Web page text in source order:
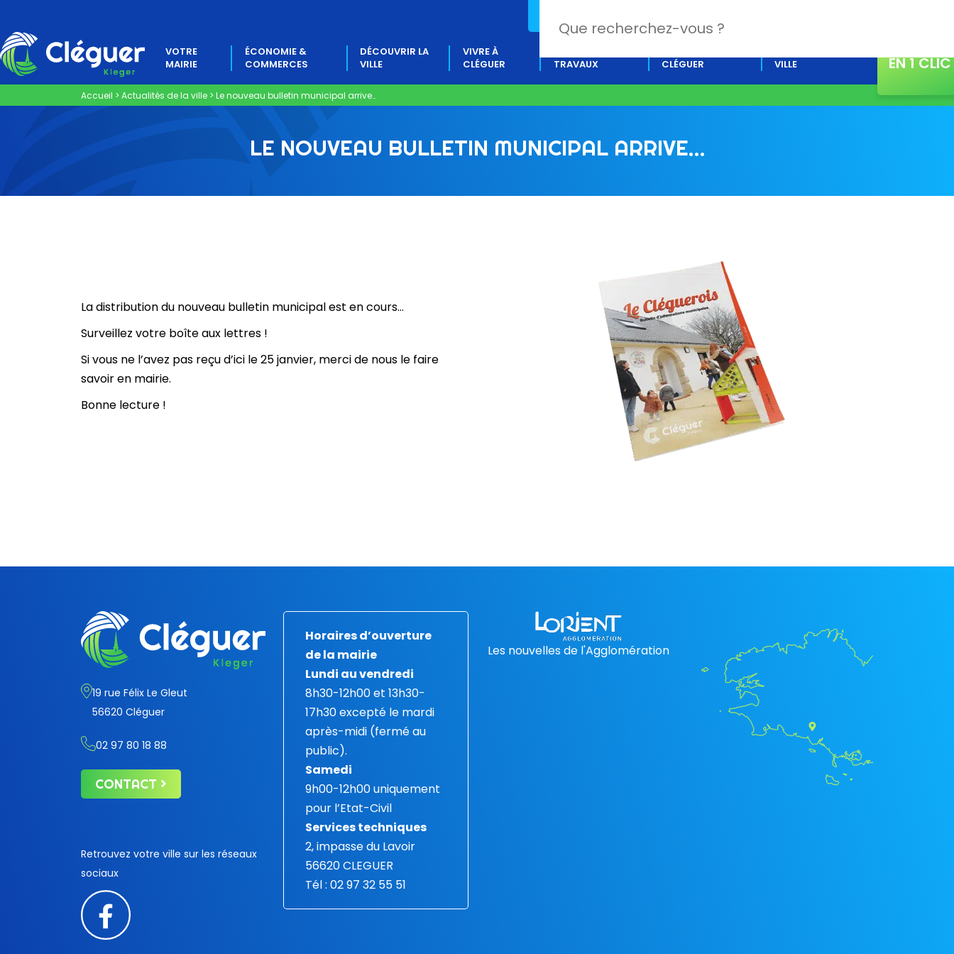
VOTRE
MAIRIE
ÉCONOMIE &
COMMERCES
DÉCOUVRIR LA
VILLE
VIVRE À
CLÉGUER
TRAVAUX
CLÉGUER
VILLE
EN 1 CLIC
Accueil > Actualités de la ville > Le nouveau bulletin municipal arrive…
LE NOUVEAU BULLETIN MUNICIPAL ARRIVE…
La distribution du nouveau bulletin municipal est en cours…
Surveillez votre boîte aux lettres !
Si vous ne l’avez pas reçu d’ici le 25 janvier, merci de nous le faire
savoir en mairie.
Bonne lecture !
19 rue Félix Le Gleut
56620 Cléguer
02 97 80 18 88
CONTACT
Retrouvez votre ville sur les réseaux
sociaux
Horaires d’ouverture
de la mairie
Lundi au vendredi
8h30-12h00 et 13h30-
17h30 excepté le mardi
après-midi (fermé au
public).
Samedi
9h00-12h00 uniquement
pour l’Etat-Civil
Services techniques
2, impasse du Lavoir
56620 CLEGUER
Tél : 02 97 32 55 51
Les nouvelles de l'Agglomération